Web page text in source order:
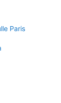
Paris